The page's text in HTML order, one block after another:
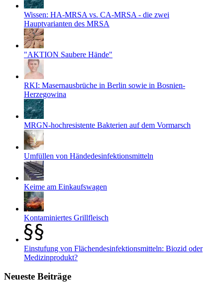
Wissen: HA-MRSA vs. CA-MRSA - die zwei
Hauptvarianten des MRSA
"AKTION Saubere Hände"
RKI: Masernausbrüche in Berlin sowie in Bosnien-
Herzegowina
MRGN-hochresistente Bakterien auf dem Vormarsch
Umfüllen von Händedesinfektionsmitteln
Keime am Einkaufswagen
Kontaminiertes Grillfleisch
Einstufung von Flächendesinfektionsmitteln: Biozid oder
Medizinprodukt?
Neueste Beiträge